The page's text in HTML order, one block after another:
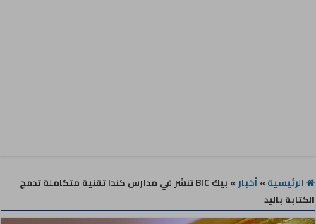
الرئيسية»أخبار»
بيك BIC تنشر في مدارس كندا تقنية متكاملة تدمج
الكتابة باليد